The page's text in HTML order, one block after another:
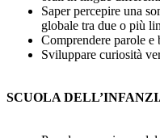
Saper percepire una
globale tra due o più
Comprendere parole
Sviluppare curiosità
SCUOLA